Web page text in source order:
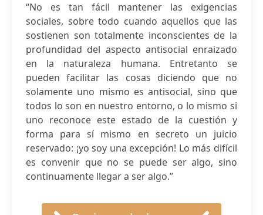
“No es tan fácil mantener las exigencias
sociales, sobre todo cuando aquellos que las
sostienen son totalmente inconscientes de la
profundidad del aspecto antisocial enraizado
en la naturaleza humana. Entretanto se
pueden facilitar las cosas diciendo que no
solamente uno mismo es antisocial, sino que
todos lo son en nuestro entorno, o lo mismo si
uno reconoce este estado de la cuestión y
forma para sí mismo en secreto un juicio
reservado: ¡yo soy una excepción! Lo más difícil
es convenir que no se puede ser algo, sino
continuamente llegar a ser algo.”